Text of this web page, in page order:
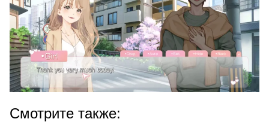
Смотрите также: